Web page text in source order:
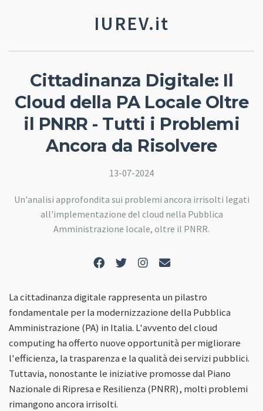
IUREV.it
Cittadinanza Digitale: Il
Cloud della PA Locale Oltre
il PNRR - Tutti i Problemi
Ancora da Risolvere
13-07-2024
Un'analisi approfondita sui problemi ancora irrisolti legati
all'implementazione del cloud nella Pubblica
Amministrazione locale, oltre il PNRR.
La cittadinanza digitale rappresenta un pilastro
fondamentale per la modernizzazione della Pubblica
Amministrazione (PA) in Italia. L'avvento del cloud
computing ha offerto nuove opportunità per migliorare
l'efficienza, la trasparenza e la qualità dei servizi pubblici.
Tuttavia, nonostante le iniziative promosse dal Piano
Nazionale di Ripresa e Resilienza (PNRR), molti problemi
rimangono ancora irrisolti.